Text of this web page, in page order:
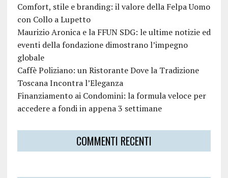
Comfort, stile e branding: il valore della Felpa Uomo
con Collo a Lupetto
Maurizio Aronica e la FFUN SDG: le ultime notizie ed
eventi della fondazione dimostrano l’impegno
globale
Caffè Poliziano: un Ristorante Dove la Tradizione
Toscana Incontra l’Eleganza
Finanziamento ai Condomini: la formula veloce per
accedere a fondi in appena 3 settimane
COMMENTI RECENTI